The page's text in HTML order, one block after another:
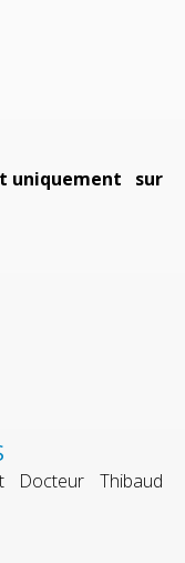
uniquement sur
Docteur Thibaud